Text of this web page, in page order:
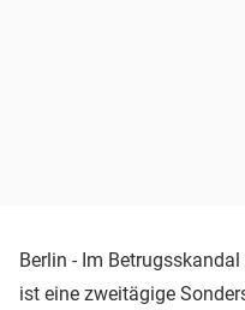
Berlin - Im Betrugsskandal
ist eine zweitägige